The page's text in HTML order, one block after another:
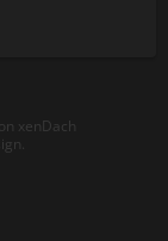
xenDach
.